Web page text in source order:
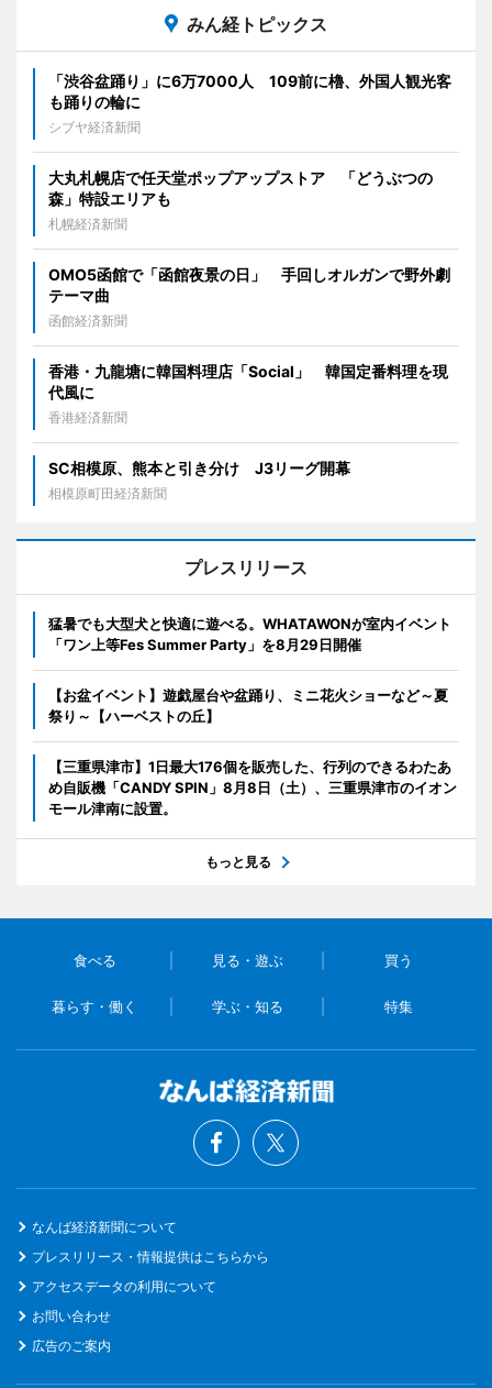
みん経トピックス
「渋谷盆踊り」に6万7000人 109前に櫓、外国人観光客
も踊りの輪に
シブヤ経済新聞
大丸札幌店で任天堂ポップアップストア 「どうぶつの
森」特設エリアも
札幌経済新聞
OMO5函館で「函館夜景の日」 手回しオルガンで野外劇
テーマ曲
函館経済新聞
香港・九龍塘に韓国料理店「Social」 韓国定番料理を現
代風に
香港経済新聞
SC相模原、熊本と引き分け J3リーグ開幕
相模原町田経済新聞
プレスリリース
猛暑でも大型犬と快適に遊べる。WHATAWONが室内イベント
「ワン上等Fes Summer Party」を8月29日開催
【お盆イベント】遊戯屋台や盆踊り、ミニ花火ショーなど～夏
祭り～【ハーベストの丘】
【三重県津市】1日最大176個を販売した、行列のできるわたあ
め自販機「CANDY SPIN」8月8日（土）、三重県津市のイオン
モール津南に設置。
もっと見る
食べる 見る・遊ぶ 買う
暮らす・働く 学ぶ・知る 特集
なんば経済新聞について
プレスリリース・情報提供はこちらから
アクセスデータの利用について
お問い合わせ
広告のご案内